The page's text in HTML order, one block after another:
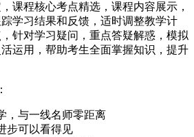
课程核心考点精选，课程内容展示，
学习结果和反馈，适时调整教学计
针对学习疑问，重点答疑解惑，模拟
运用，帮助考生全面掌握知识，提升
，与一线名师零距离
步可以看得见